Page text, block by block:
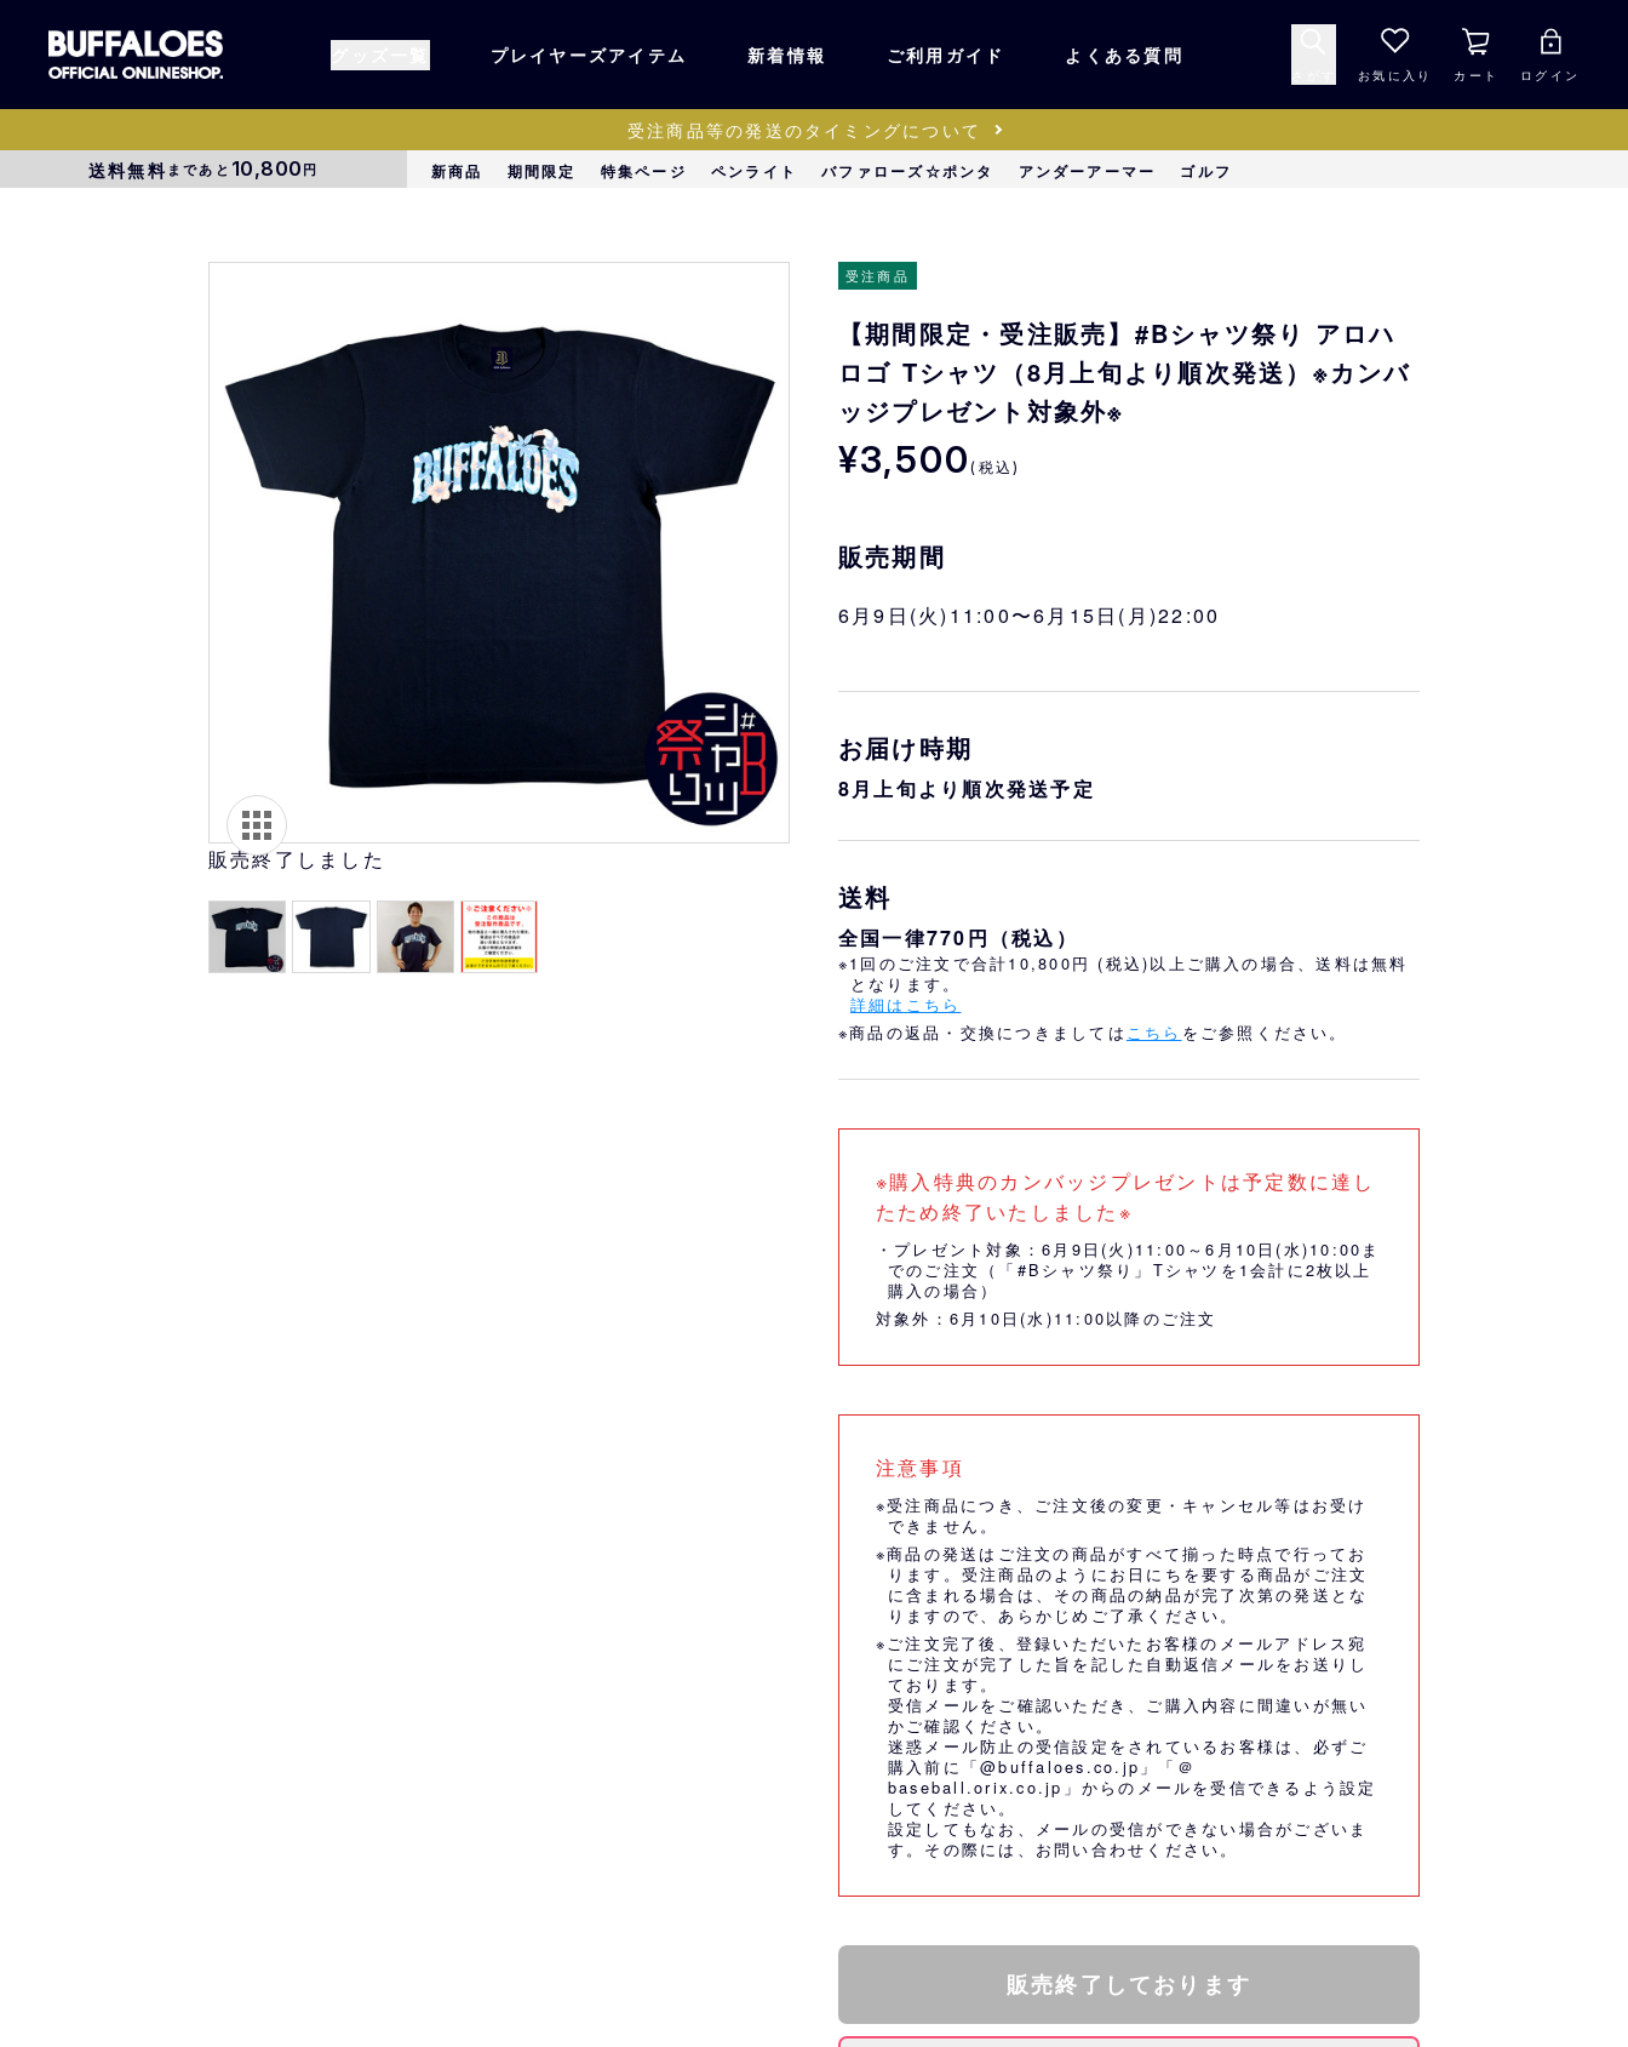
すべてのグッズ オーセンティック
ユニフォーム・ワッ
キャップ・ヘルメッ
タオル各種 アパレル キッズ・ベビー
コラボグッズ
ステーショナリー・
雑貨
キッチン・食品 スマホ用品
EC限定販売 キーホルダー
オリ姫におすすめ
プレイヤーズアイテム 新着情報 ご利用ガイド よくある質問
お気に入り カート ログイン
受注商品等の発送のタイミングについて
送料無料まであと 10,800円 新商品 期間限定 特集ページ ペンライト バファローズ☆ポンタ アンダーアーマー ゴルフ
販売終了しました
受注商品
【期間限定・受注販売】#Bシャツ祭り アロハ
ロゴ Tシャツ（8月上旬より順次発送）※カンバ
ッジプレゼント対象外※
¥3,500(税込)
販売期間
6月9日(火)11:00〜6月15日(月)22:00
お届け時期
8月上旬より順次発送予定
送料
全国一律770円（税込）
※1回のご注文で合計10,800円 (税込)以上ご購入の場合、送料は無料
となります。
詳細はこちら
※商品の返品・交換につきましては こちら をご参照ください。
※購入特典のカンバッジプレゼントは予定数に達し
たため終了いたしました※
・プレゼント対象：6月9日(火)11:00～6月10日(水)10:00ま
でのご注文（「#Bシャツ祭り」Tシャツを1会計に2枚以上
購入の場合）
対象外：6月10日(水)11:00以降のご注文
注意事項
※受注商品につき、ご注文後の変更・キャンセル等はお受け
できません。
※商品の発送はご注文の商品がすべて揃った時点で行ってお
ります。受注商品のようにお日にちを要する商品がご注文
に含まれる場合は、その商品の納品が完了次第の発送とな
りますので、あらかじめご了承ください。
※ご注文完了後、登録いただいたお客様のメールアドレス宛
にご注文が完了した旨を記した自動返信メールをお送りし
ております。
受信メールをご確認いただき、ご購入内容に間違いが無い
かご確認ください。
迷惑メール防止の受信設定をされているお客様は、必ずご
購入前に「@buffaloes.co.jp」「＠
baseball.orix.co.jp」からのメールを受信できるよう設定
してください。
設定してもなお、メールの受信ができない場合がございま
す。その際には、 お問い合わせください。
販売終了しております